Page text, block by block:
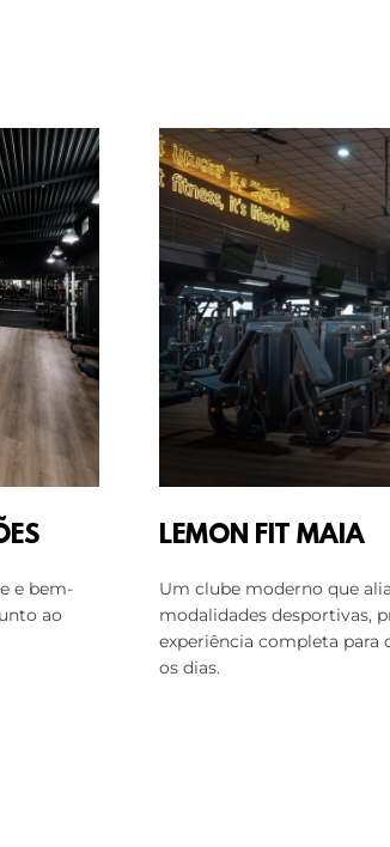
e bem-
ao
LEMON FIT MAIA
Um clube moderno que
modalidades desportivas,
experiência completa
os dias.